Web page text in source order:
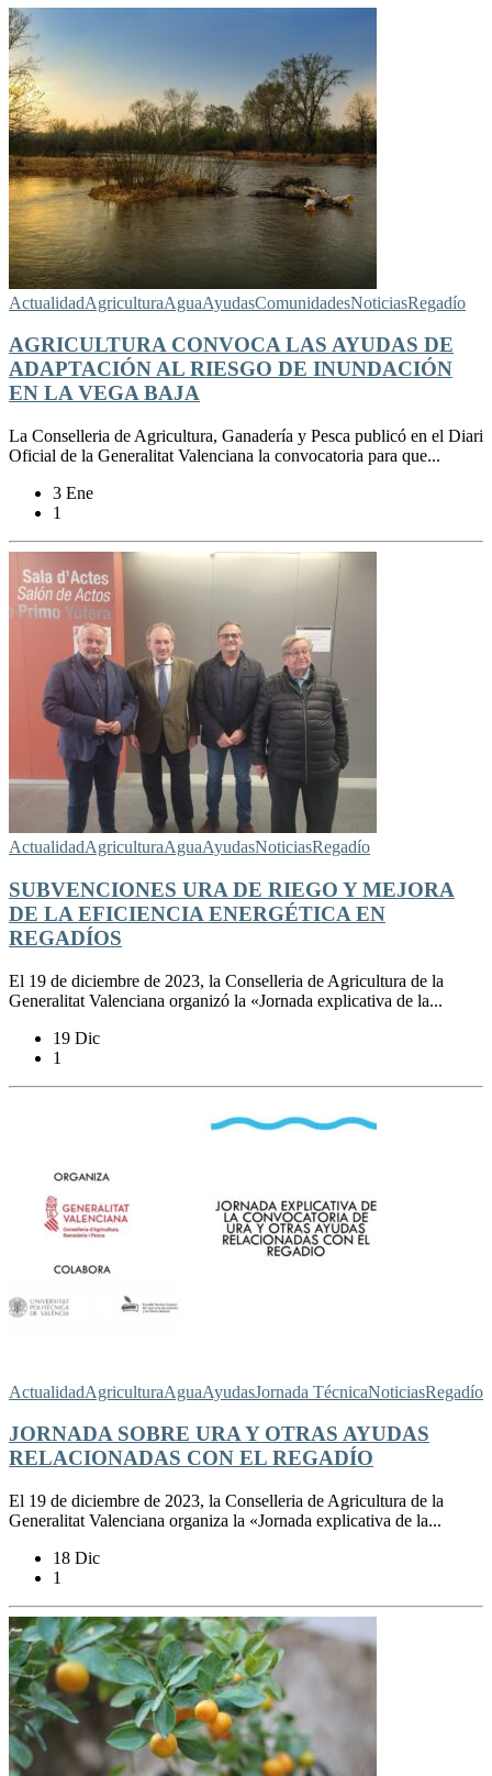
ActualidadAgriculturaAguaAyudasComunidadesNoticiasRegadío
AGRICULTURA CONVOCA LAS AYUDAS DE
ADAPTACIÓN AL RIESGO DE INUNDACIÓN
EN LA VEGA BAJA
La Conselleria de Agricultura, Ganadería y Pesca publicó en el Diari
Oficial de la Generalitat Valenciana la convocatoria para que...
3 Ene
1
ActualidadAgriculturaAguaAyudasNoticiasRegadío
SUBVENCIONES URA DE RIEGO Y MEJORA
DE LA EFICIENCIA ENERGÉTICA EN
REGADÍOS
El 19 de diciembre de 2023, la Conselleria de Agricultura de la
Generalitat Valenciana organizó la «Jornada explicativa de la...
19 Dic
1
ActualidadAgriculturaAguaAyudasJornada TécnicaNoticiasRegadío
JORNADA SOBRE URA Y OTRAS AYUDAS
RELACIONADAS CON EL REGADÍO
El 19 de diciembre de 2023, la Conselleria de Agricultura de la
Generalitat Valenciana organiza la «Jornada explicativa de la...
18 Dic
1